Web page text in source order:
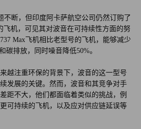
不断，但印度阿卡萨航空公司仍然订购了
飞机，可见其对波音在可持续性方面的努
Max飞机相比老型号的飞机，能够减少
碳排放，同时噪音降低50%。
越注重环保的背景下，波音的这一型号
续发展的关键。然而，波音和其竞争对手
距不大，他们都面临着类似的挑战，例
可持续的飞机，以及应对供应链延误等